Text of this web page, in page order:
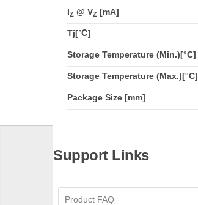
IZ @ VZ [mA]
Tj[℃]
Storage Temperature (Min.)[°C]
Storage Temperature (Max.)[°C]
Package Size [mm]
Support Links
Product FAQ